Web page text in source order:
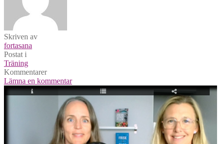
Skriven av
fortasana
Postat i
Träning
Kommentarer
Lämna en kommentar